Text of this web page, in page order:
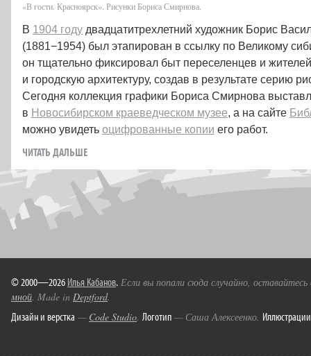
«В гости. Красноярск». Рисунки Бориса Смирнова.
В 1904 году двадцатитрехлетний художник Борис
(1881−1954) был этапирован в ссылку по Великому
он тщательно фиксировал быт переселенцев и
и городскую архитектуру, создав в результате серию
Сегодня коллекция графики Бориса Смирнова
в Новосибирском краеведческом музее, а на сайте
можно увидеть оцифрованные копии его работ.
ЧИТАТЬ ДАЛЬШЕ
© 2000—2026 Илья Кабанов. Если вы попали сюда случайно,
мной. Made in Deptford.
Дизайн и верстка — Code Studio. Логотип — Саша Алексеенко. Иллюстрации